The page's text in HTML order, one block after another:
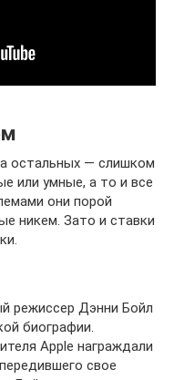
остальных — слишком
или умные, а то и все
они порой
никем. Зато и ставки
режиссер Дэнни Бойл
биографии.
Apple награждали
свое